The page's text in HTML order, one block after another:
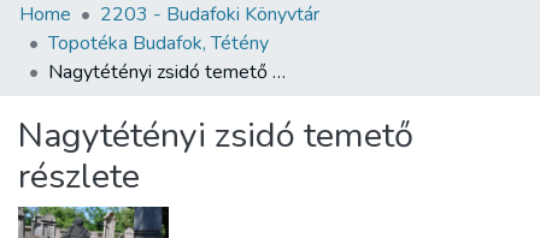
Communities & Collections
All of DSpace
About us
Home
2203 - Budafoki Könyvtár
Topotéka Budafok, Tétény
Nagytétényi zsidó temető részlete
Nagytétényi zsidó temető
részlete